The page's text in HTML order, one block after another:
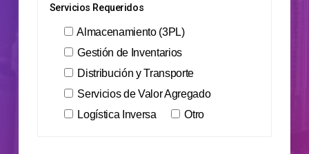
Servicios Requeridos
Almacenamiento (3PL)
Gestión de Inventarios
Distribución y Transporte
Servicios de Valor Agregado
Logística Inversa
Otro